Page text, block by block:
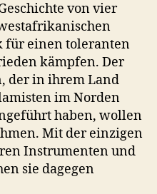
von vier
für einen toleranten
kämpfen. Der
der in ihrem Land
im Norden
haben, wollen
Mit der einzigen
Instrumenten und
sie dagegen